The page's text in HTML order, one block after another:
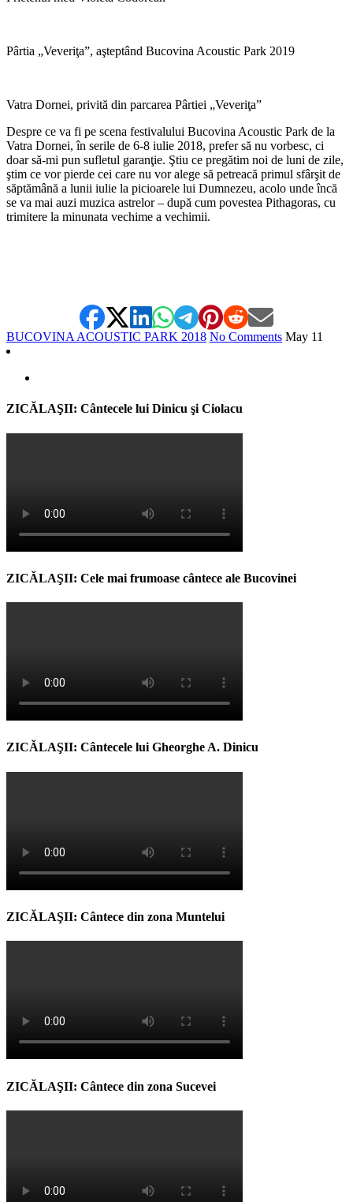
Pârtia „Veveriţa”, aşteptând Bucovina Acoustic Park 2019
Vatra Dornei, privită din parcarea Pârtiei „Veveriţa”
Despre ce va fi pe scena festivalului Bucovina Acoustic Park de la
Vatra Dornei, în serile de 6-8 iulie 2018, prefer să nu vorbesc, ci
doar să-mi pun sufletul garanţie. Ştiu ce pregătim noi de luni de zile,
ştim ce vor pierde cei care nu vor alege să petreacă primul sfârşit de
săptămână a lunii iulie la picioarele lui Dumnezeu, acolo unde încă
se va mai auzi muzica astrelor – după cum povestea Pithagoras, cu
trimitere la minunata vechime a vechimii.
BUCOVINA ACOUSTIC PARK 2018 No Comments May 11
ZICĂLAŞII: Cântecele lui Dinicu şi Ciolacu
ZICĂLAŞII: Cele mai frumoase cântece ale Bucovinei
ZICĂLAŞII: Cântecele lui Gheorghe A. Dinicu
ZICĂLAŞII: Cântece din zona Muntelui
ZICĂLAŞII: Cântece din zona Sucevei